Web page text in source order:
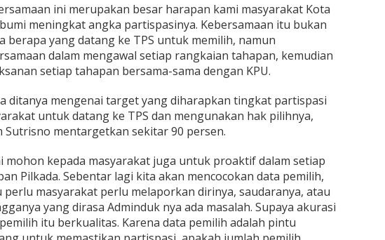
ini merupakan besar harapan kami masyarakat Kota
meningkat angka partispasinya. Kebersamaan itu bukan
berapa yang datang ke TPS untuk memilih, namun
dalam mengawal setiap rangkaian tahapan, kemudian
setiap tahapan bersama-sama dengan KPU.
ditanya mengenai target yang diharapkan tingkat partispasi
untuk datang ke TPS dan mengunakan hak pilihnya,
Sutrisno mentargetkan sekitar 90 persen.
mohon kepada masyarakat juga untuk proaktif dalam setiap
Pilkada. Sebentar lagi kita akan mencocokan data pemilih,
perlu masyarakat perlu melaporkan dirinya, saudaranya, atau
yang dirasa Adminduk nya ada masalah. Supaya akurasi
itu berkualitas. Karena data pemilih adalah pintu